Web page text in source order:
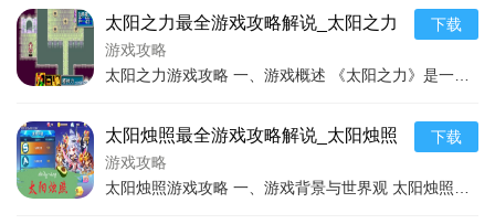
太阳之力最全游戏攻略解说_太阳之力
最新游戏技巧通关
游戏攻略
下载
太阳烛照最全游戏攻略解说_太阳烛照
最新游戏技巧通关
游戏攻略
下载